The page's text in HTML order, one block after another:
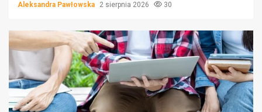
Aleksandra Pawłowska 2 sierpnia 2026 30